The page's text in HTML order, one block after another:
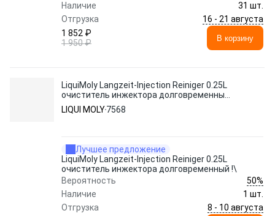
Наличие
31 шт.
Отгрузка
16 - 21 августа
1 852 ₽
1 950 ₽
В корзину
LiquiMoly Langzeit-Injection Reiniger 0.25L
очиститель инжектора долговременный
!\
LIQUI MOLY7568
Лучшее предложение
LiquiMoly Langzeit-Injection Reiniger 0.25L
очиститель инжектора долговременный !\
Вероятность
50%
Наличие
1 шт.
Отгрузка
8 - 10 августа